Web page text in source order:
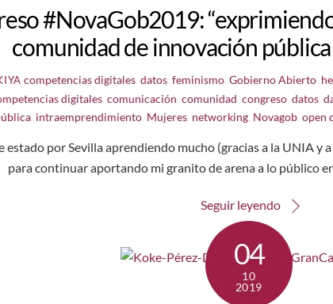
#NovaGob2019:
comunidad de innovación
competencias digitales ,datos ,feminismo ,Gobierno Abierto
digitales ,comunicación ,comunidad ,congreso ,datos ,
intraemprendimiento Mujeres networking Novagob ,open
estado por Sevilla aprendiendo mucho (gracias a la UNIA y
para continuar aportando mi granito de arena a lo público
Seguir leyendo
04
10
2019